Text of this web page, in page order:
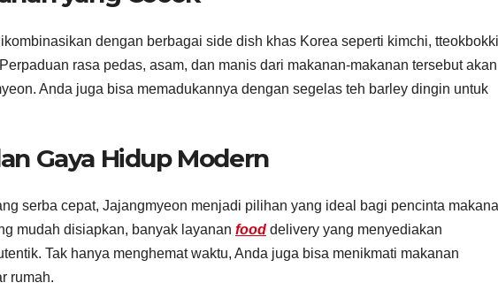
dengan berbagai side dish khas Korea seperti kimchi,
rasa pedas, asam, dan manis dari makanan-makanan tersebut akan
Anda juga bisa memadukannya dengan segelas teh barley dingin untuk
Gaya Hidup Modern
serba cepat, Jajangmyeon menjadi pilihan yang ideal bagi pencinta
mudah disiapkan, banyak layanan food delivery yang menyediakan
Tak hanya menghemat waktu, Anda juga bisa menikmati makanan
rumah.